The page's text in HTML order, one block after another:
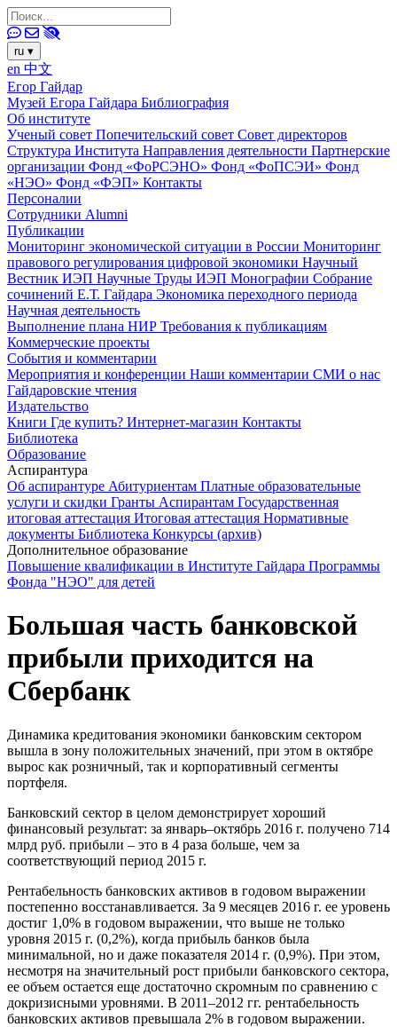
ru ▾
en 中文
Егор Гайдар
Музей Егора Гайдара Библиография
Об институте
Ученый совет Попечительский совет Совет директоров
Структура Института Направления деятельности Партнерские
организации Фонд «ФоРСЭНО» Фонд «ФоПСЭИ» Фонд
«НЭО» Фонд «ФЭП» Контакты
Персоналии
Сотрудники Alumni
Публикации
Мониторинг экономической ситуации в России Мониторинг
правового регулирования цифровой экономики Научный
Вестник ИЭП Научные Труды ИЭП Монографии Собрание
сочинений Е.Т. Гайдара Экономика переходного периода
Научная деятельность
Выполнение плана НИР Требования к публикациям
Коммерческие проекты
События и комментарии
Мероприятия и конференции Наши комментарии СМИ о нас
Гайдаровские чтения
Издательство
Книги Где купить? Интернет-магазин Контакты
Библиотека
Образование
Аспирантура
Об аспирантуре Абитуриентам Платные образовательные
услуги и скидки Гранты Аспирантам Государственная
итоговая аттестация Итоговая аттестация Нормативные
документы Библиотека Конкурсы (архив)
Дополнительное образование
Повышение квалификации в Институте Гайдара Программы
Фонда "НЭО" для детей
Большая часть банковской
прибыли приходится на
Сбербанк
Динамика кредитования экономики банковским сектором
вышла в зону положительных значений, при этом в октябре
вырос как розничный, так и корпоративный сегменты
портфеля.
Банковский сектор в целом демонстрирует хороший
финансовый результат: за январь–октябрь 2016 г. получено 714
млрд руб. прибыли – это в 4 раза больше, чем за
соответствующий период 2015 г.
Рентабельность банковских активов в годовом выражении
постепенно восстанавливается. За 9 месяцев 2016 г. ее уровень
достиг 1,0% в годовом выражении, что выше не только
уровня 2015 г. (0,2%), когда прибыль банков была
минимальной, но и даже показателя 2014 г. (0,9%). При этом,
несмотря на значительный рост прибыли банковского сектора,
ее объем остается еще достаточно скромным по сравнению с
докризисными уровнями. В 2011–2012 гг. рентабельность
банковских активов превышала 2% в годовом выражении.